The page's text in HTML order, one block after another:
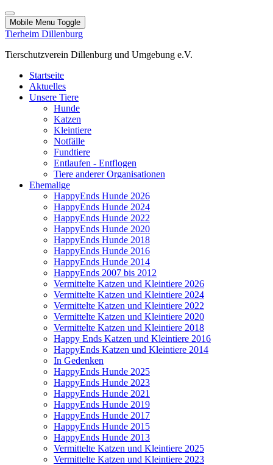
Mobile Menu Toggle
Tierheim Dillenburg
Tierschutzverein Dillenburg und Umgebung e.V.
Startseite
Aktuelles
Unsere Tiere
Hunde
Katzen
Kleintiere
Notfälle
Fundtiere
Entlaufen - Entflogen
Tiere anderer Organisationen
Ehemalige
HappyEnds Hunde 2026
HappyEnds Hunde 2024
HappyEnds Hunde 2022
HappyEnds Hunde 2020
HappyEnds Hunde 2018
HappyEnds Hunde 2016
HappyEnds Hunde 2014
HappyEnds 2007 bis 2012
Vermittelte Katzen und Kleintiere 2026
Vermittelte Katzen und Kleintiere 2024
Vermittelte Katzen und Kleintiere 2022
Vermittelte Katzen und Kleintiere 2020
Vermittelte Katzen und Kleintiere 2018
Happy Ends Katzen und Kleintiere 2016
HappyEnds Katzen und Kleintiere 2014
In Gedenken
HappyEnds Hunde 2025
HappyEnds Hunde 2023
HappyEnds Hunde 2021
HappyEnds Hunde 2019
HappyEnds Hunde 2017
HappyEnds Hunde 2015
HappyEnds Hunde 2013
Vermittelte Katzen und Kleintiere 2025
Vermittelte Katzen und Kleintiere 2023